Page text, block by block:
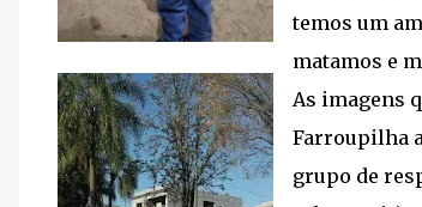
temos um
matamos e
As imagens
Farroupilha
grupo de